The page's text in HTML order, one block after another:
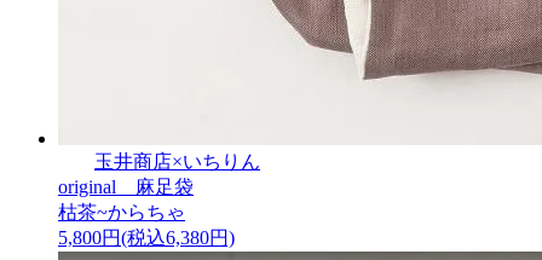
玉井商店×いちりん
original 麻足袋
枯茶~からちゃ
5,800円(税込6,380円)